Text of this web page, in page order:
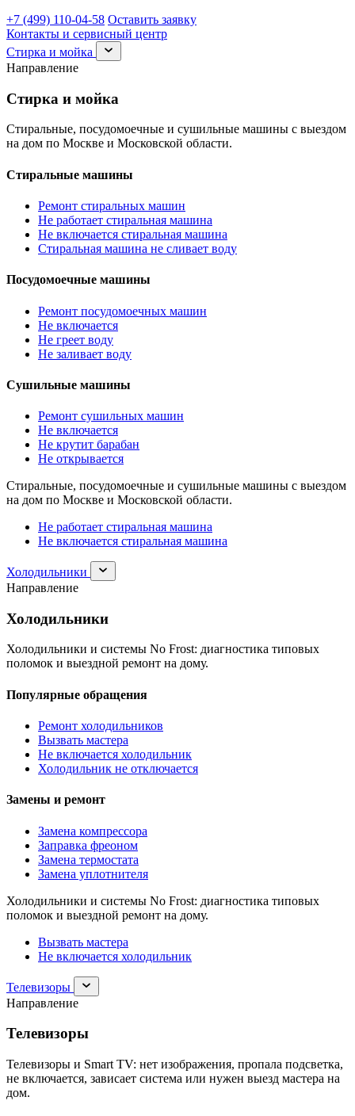
+7 (499) 110-04-58 Оставить заявку
Контакты и сервисный центр
Стирка и мойка
Раскрыть
раздел
мойка
Направление
Стирка и мойка
Стиральные, посудомоечные и сушильные машины с выездом
на дом по Москве и Московской области.
Стиральные машины
Ремонт стиральных машин
Не работает стиральная машина
Не включается стиральная машина
Стиральная машина не сливает воду
Посудомоечные машины
Ремонт посудомоечных машин
Не включается
Не греет воду
Не заливает воду
Сушильные машины
Ремонт сушильных машин
Не включается
Не крутит барабан
Не открывается
Стиральные, посудомоечные и сушильные машины с выездом
на дом по Москве и Московской области.
Не работает стиральная машина
Не включается стиральная машина
Холодильники
Раскрыть
раздел
Направление
Холодильники
Холодильники и системы No Frost: диагностика типовых
поломок и выездной ремонт на дому.
Популярные обращения
Ремонт холодильников
Вызвать мастера
Не включается холодильник
Холодильник не отключается
Замены и ремонт
Замена компрессора
Заправка фреоном
Замена термостата
Замена уплотнителя
Холодильники и системы No Frost: диагностика типовых
поломок и выездной ремонт на дому.
Вызвать мастера
Не включается холодильник
Телевизоры
Раскрыть
раздел
Направление
Телевизоры
Телевизоры и Smart TV: нет изображения, пропала подсветка,
не включается, зависает система или нужен выезд мастера на
дом.